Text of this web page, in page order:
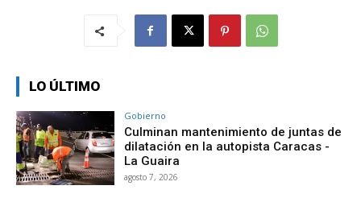
LO ÚLTIMO
Gobierno
Culminan mantenimiento de juntas de
dilatación en la autopista Caracas -
La Guaira
agosto 7, 2026